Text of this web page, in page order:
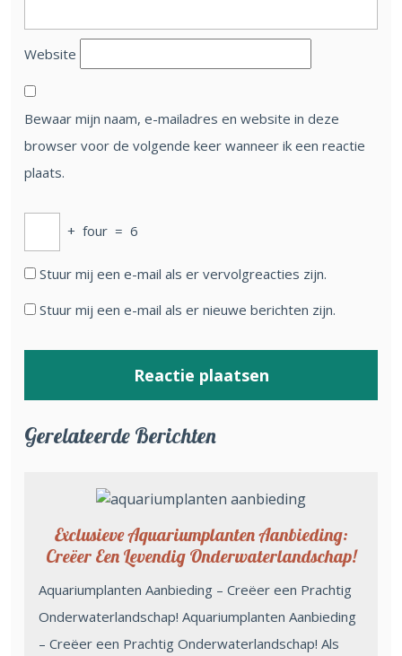
Website
Bewaar mijn naam, e-mailadres en website in deze
browser voor de volgende keer wanneer ik een reactie
plaats.
+ four = 6
Stuur mij een e-mail als er vervolgreacties zijn.
Stuur mij een e-mail als er nieuwe berichten zijn.
Gerelateerde Berichten
Exclusieve Aquariumplanten Aanbieding:
Creëer Een Levendig Onderwaterlandschap!
Aquariumplanten Aanbieding – Creëer een Prachtig
Onderwaterlandschap! Aquariumplanten Aanbieding
– Creëer een Prachtig Onderwaterlandschap! Als